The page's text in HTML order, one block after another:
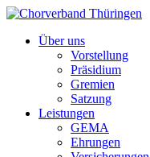
Über uns
Vorstellung
Präsidium
Gremien
Satzung
Leistungen
GEMA
Ehrungen